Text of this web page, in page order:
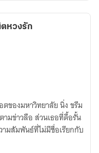
หวงรัก
ของมหาวิทยาลัย นิ่ง ขรึม
ามข่าวลือ ส่วนเธอที่ดื้อรั้น
มสัมพันธ์ที่ไม่มีชื่อเรียกกับ